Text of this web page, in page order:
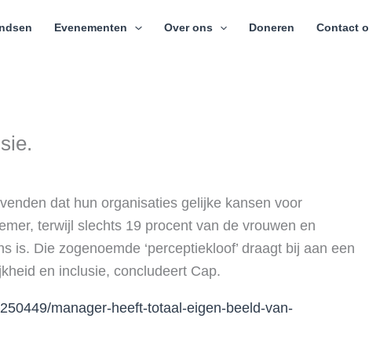
Evenementen Over ons Doneren Contact
dat hun organisaties gelijke kansen voor
terwijl slechts 19 procent van de vrouwen en
Die zogenoemde ‘perceptiekloof’ draagt bij aan een
en inclusie, concludeert Cap.
manager-heeft-totaal-eigen-beeld-van-